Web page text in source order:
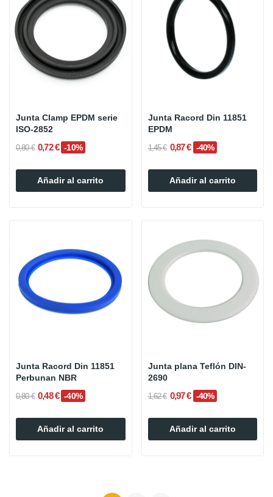
Junta Clamp EPDM serie
ISO-2852
0,80 € 0,72 € -10%
Añadir al carrito
Junta Racord Din 11851
EPDM
1,45 € 0,87 € -40%
Añadir al carrito
Junta Racord Din 11851
Perbunan NBR
0,80 € 0,48 € -40%
Añadir al carrito
Junta plana Teflón DIN-
2690
1,62 € 0,97 € -40%
Añadir al carrito